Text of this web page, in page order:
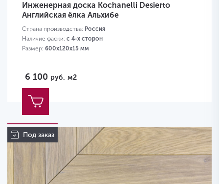
Инженерная доска Kochanelli Desierto
Английская ёлка Альхибе
Страна производства: Россия
Наличие фаски: с 4-х сторон
Размер: 600х120х15 мм
6 100 руб. м2
Под заказ